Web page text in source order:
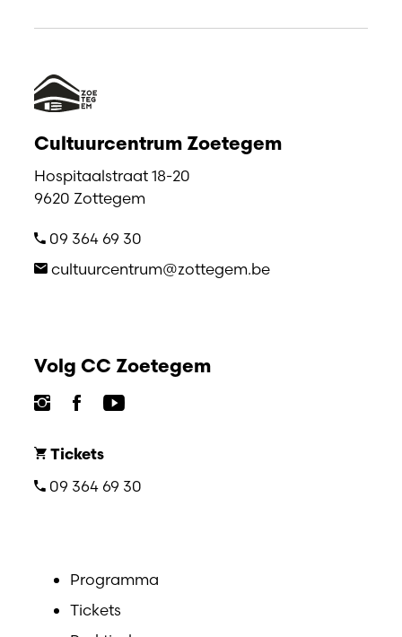
Cultuurcentrum Zoetegem
Hospitaalstraat 18-20
9620 Zottegem
09 364 69 30
cultuurcentrum@zottegem.be
Volg CC Zoetegem
Tickets
09 364 69 30
Programma
Tickets